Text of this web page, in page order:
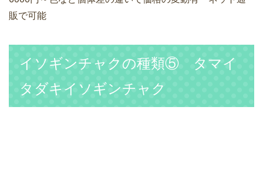
販で可能
イソギンチャクの種類⑤ タマイ
タダキイソギンチャク